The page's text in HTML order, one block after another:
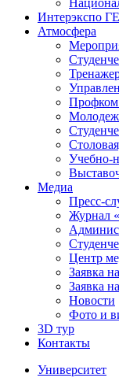
Интерэкспо
Атмосфера
Учебно-
Медиа
Пресс-
Журнал
Центр
Заявка
Заявка
Новости
Фото и
3D тур
Контакты
Университет